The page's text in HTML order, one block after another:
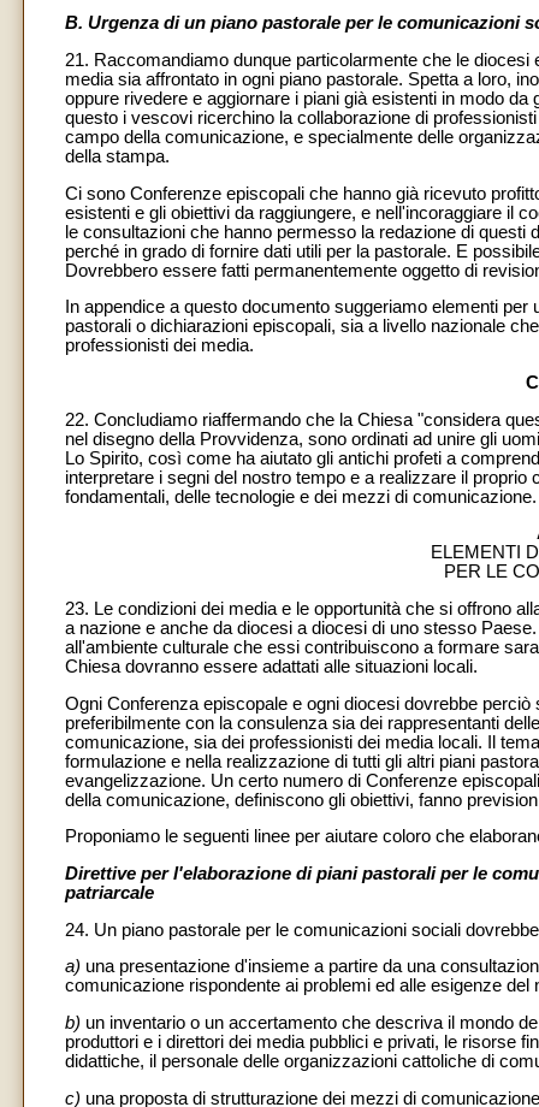
B. Urgenza di un piano pastorale per le comunicazioni
21. Raccomandiamo dunque particolarmente che le
media sia affrontato in ogni piano pastorale. Spetta a loro,
oppure rivedere e aggiornare i piani già esistenti in modo
questo i vescovi ricerchino la collaborazione di
campo della comunicazione, e specialmente delle
della stampa.
Ci sono Conferenze episcopali che hanno già ricevuto
esistenti e gli obiettivi da raggiungere, e nell'incoraggiare il
le consultazioni che hanno permesso la redazione di
perché in grado di fornire dati utili per la pastorale. E
Dovrebbero essere fatti permanentemente oggetto di
In appendice a questo documento suggeriamo elementi
pastorali o dichiarazioni episcopali, sia a livello nazionale
professionisti dei media.
22. Concludiamo riaffermando che la Chiesa "considera
nel disegno della Provvidenza, sono ordinati ad unire gli
Lo Spirito, così come ha aiutato gli antichi profeti a
interpretare i segni del nostro tempo e a realizzare il
fondamentali, delle tecnologie e dei mezzi di comunicazione.
ELEMENTI
PER LE
23. Le condizioni dei media e le opportunità che si offrono
a nazione e anche da diocesi a diocesi di uno stesso
all'ambiente culturale che essi contribuiscono a formare
Chiesa dovranno essere adattati alle situazioni locali.
Ogni Conferenza episcopale e ogni diocesi dovrebbe
preferibilmente con la consulenza sia dei rappresentanti
comunicazione, sia dei professionisti dei media locali. Il
formulazione e nella realizzazione di tutti gli altri piani
evangelizzazione. Un certo numero di Conferenze
della comunicazione, definiscono gli obiettivi, fanno
Proponiamo le seguenti linee per aiutare coloro che
Direttive per l'elaborazione di piani pastorali per le
patriarcale
24. Un piano pastorale per le comunicazioni sociali
a) una presentazione d'insieme a partire da una
comunicazione rispondente ai problemi ed alle esigenze del
b) un inventario o un accertamento che descriva il mondo
produttori e i direttori dei media pubblici e privati, le risorse
didattiche, il personale delle organizzazioni cattoliche di
c) una proposta di strutturazione dei mezzi di